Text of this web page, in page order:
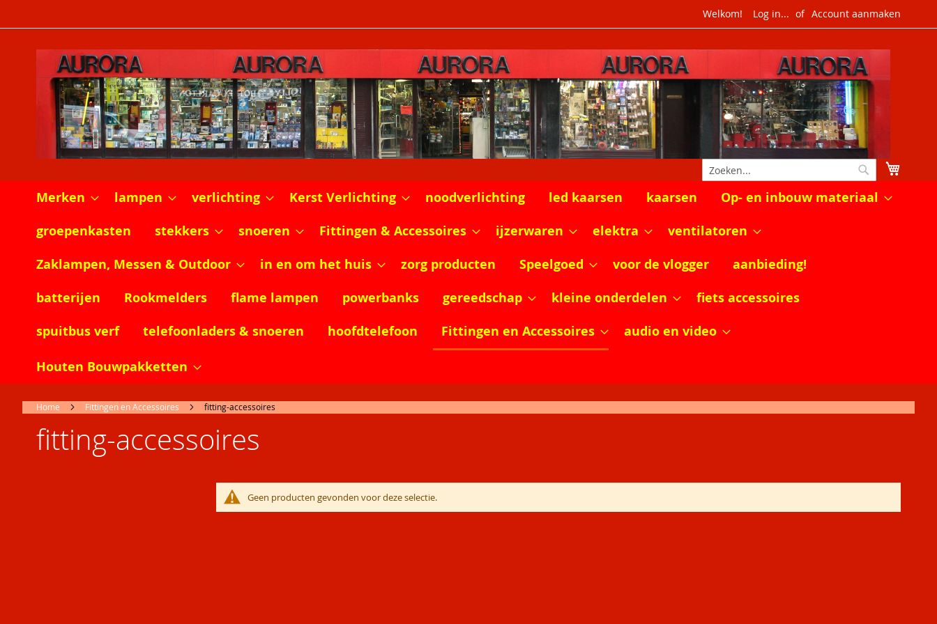
naar
inhoud
Welkom! Log in... Account aanmaken
Zoek
Merken lampen verlichting Kerst Verlichting noodverlichting led kaarsen kaarsen
Op- en inbouw materiaal
groepenkasten
stekkers snoeren Fittingen & Accessoires ijzerwaren elektra
ventilatoren
Zaklampen, Messen & Outdoor
in en om het huis zorg producten Speelgoed voor de vlogger
aanbieding!
batterijen
Rookmelders flame lampen powerbanks gereedschap kleine onderdelen
fiets accessoires
spuitbus verf
telefoonladers & snoeren hoofdtelefoon Fittingen en Accessoires audio en video
Houten Bouwpakketten
Home Fittingen en Accessoires fitting-accessoires
fitting-accessoires
Geen producten gevonden voor deze selectie.